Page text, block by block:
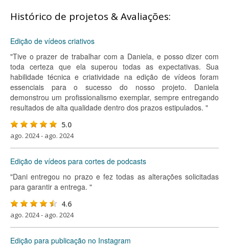
Histórico de projetos & Avaliações:
Edição de vídeos criativos
"Tive o prazer de trabalhar com a Daniela, e posso dizer com
toda certeza que ela superou todas as expectativas. Sua
habilidade técnica e criatividade na edição de vídeos foram
essenciais para o sucesso do nosso projeto. Daniela
demonstrou um profissionalismo exemplar, sempre entregando
resultados de alta qualidade dentro dos prazos estipulados. "
5.0
ago. 2024 - ago. 2024
Edição de vídeos para cortes de podcasts
"Dani entregou no prazo e fez todas as alterações solicitadas
para garantir a entrega. "
4.6
ago. 2024 - ago. 2024
Edição para publicação no Instagram